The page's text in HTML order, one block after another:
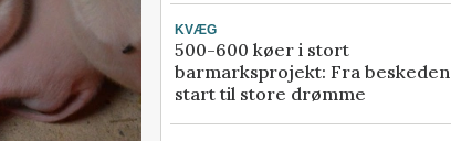
KVÆG
500-600 køer i stort
barmarksprojekt: Fra beskeden
start til store drømme